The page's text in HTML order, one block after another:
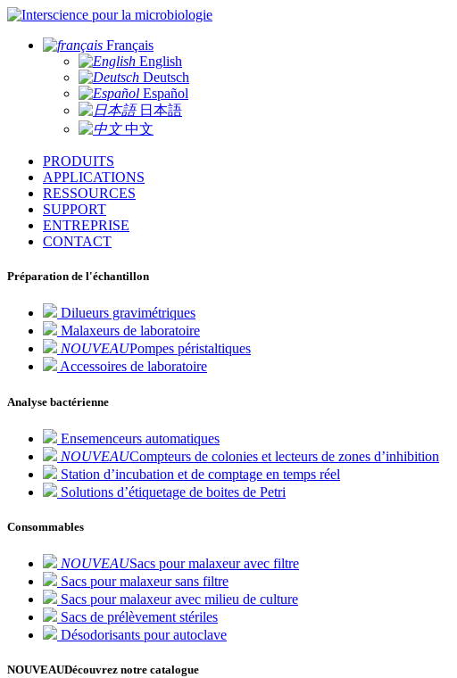
pour la microbiologie
Français
English
Deutsch
Español
日本語
中文
PRODUITS
APPLICATIONS
RESSOURCES
SUPPORT
ENTREPRISE
CONTACT
Préparation de l'échantillon
Dilueurs gravimétriques
Malaxeurs de laboratoire
NOUVEAUPompes péristaltiques
Accessoires de laboratoire
Analyse bactérienne
Ensemenceurs automatiques
NOUVEAUCompteurs de colonies et lecteurs de zones d’inhibition
Station d’incubation et de comptage en temps réel
Solutions d’étiquetage de boites de Petri
Consommables
NOUVEAUSacs pour malaxeur avec filtre
Sacs pour malaxeur sans filtre
Sacs pour malaxeur avec milieu de culture
Sacs de prélèvement stériles
Désodorisants pour autoclave
NOUVEAUDécouvrez notre catalogue